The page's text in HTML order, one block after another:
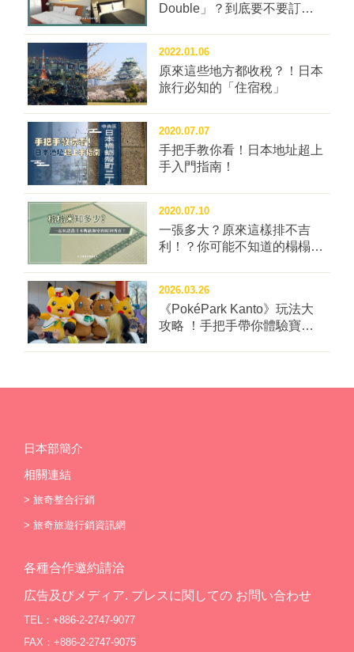
Double」？到底要不要訂這
2022.01.06
原來這些地方都收稅？！日本
旅行必知的「住宿稅」
2020.07.07
手把手教你看！日本地址超上
手入門指南！
2020.07.10
一張多大？原來這樣排不吉
利！？你可能不知道的榻榻米
2026.03.26
《PokéPark Kanto》玩法大
攻略 ！手把手帶你體驗寶可
日本部簡介
相關連結
> 旅奇整合行銷
> 旅奇旅遊行銷資訊網
各種合作邀約請洽
広告及びメディア. プレスに関しての お問い合わせ
TEL：+886-2-2747-9077
FAX：+886-2-2747-9075